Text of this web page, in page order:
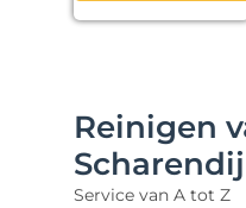
Reinigen
Service van A tot Z